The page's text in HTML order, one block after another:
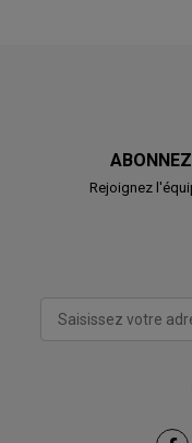
Rejoignez